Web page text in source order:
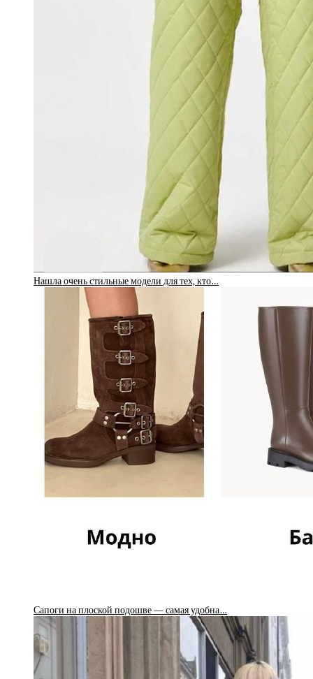
Нашла очень стильные модели для тех, кто…
Сапоги на плоской подошве — самая удобна…